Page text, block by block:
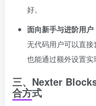
好。
面向新手与进阶用户
无代码用户可以直
也能通过额外设置实
三、Nexter
合方式